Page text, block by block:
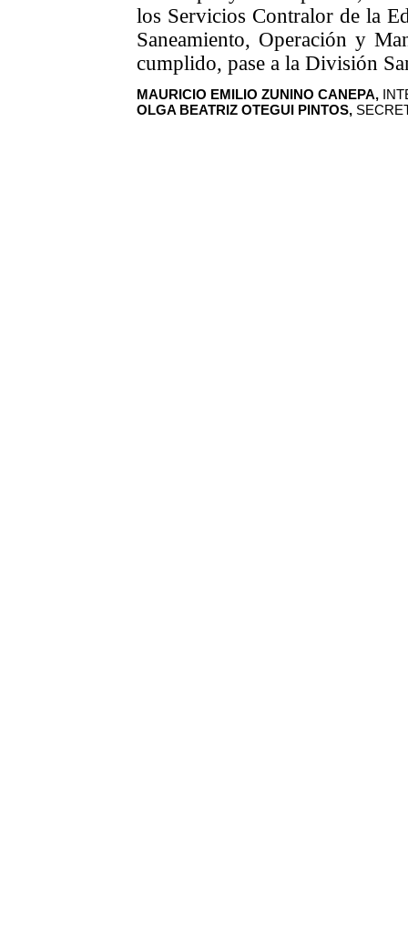
los Servicios Contralor de la
Saneamiento, Operación y
cumplido, pase a la División
MAURICIO EMILIO ZUNINO CANEPA,
OLGA BEATRIZ OTEGUI PINTOS,